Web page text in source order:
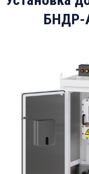
БНДР-